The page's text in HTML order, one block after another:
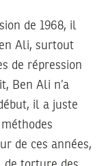
de 1968, il
Ali, surtout
de répression
Ben Ali n’a
il a juste
de ces années,